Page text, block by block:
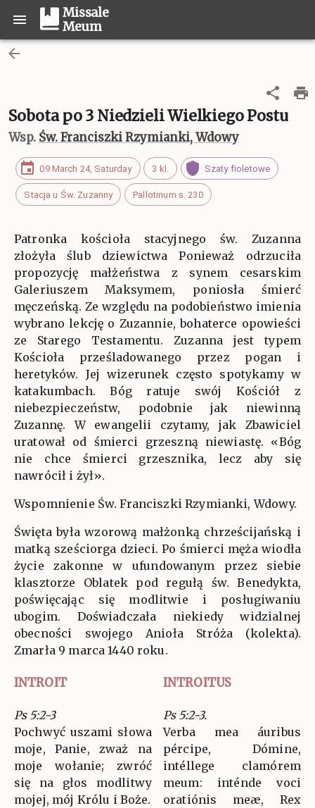
Missale
Meum
Sobota po 3 Niedzieli Wielkiego Postu
Wsp. Św. Franciszki Rzymianki, Wdowy
09 March 24, Saturday 3 kl. Szaty fioletowe
Stacja u Św. Zuzanny Pallotinum s. 230
Patronka kościoła stacyjnego św. Zuzanna
złożyła ślub dziewictwa Ponieważ odrzuciła
propozycję małżeństwa z synem cesarskim
Galeriuszem Maksymem, poniosła śmierć
męczeńską. Ze względu na podobieństwo imienia
wybrano lekcję o Zuzannie, bohaterce opowieści
ze Starego Testamentu. Zuzanna jest typem
Kościoła prześladowanego przez pogan i
heretyków. Jej wizerunek często spotykamy w
katakumbach. Bóg ratuje swój Kościół z
niebezpieczeństw, podobnie jak niewinną
Zuzannę. W ewangelii czytamy, jak Zbawiciel
uratował od śmierci grzeszną niewiastę. «Bóg
nie chce śmierci grzesznika, lecz aby się
nawrócił i żył».
Wspomnienie Św. Franciszki Rzymianki, Wdowy.
Święta była wzorową małżonką chrześcijańską i
matką sześciorga dzieci. Po śmierci męża wiodła
życie zakonne w ufundowanym przez siebie
klasztorze Oblatek pod regułą św. Benedykta,
poświęcając się modlitwie i posługiwaniu
ubogim. Doświadczała niekiedy widzialnej
obecności swojego Anioła Stróża (kolekta).
Zmarła 9 marca 1440 roku.
INTROIT INTROITUS
Ps 5:2-3
Pochwyć uszami słowa
moje, Panie, zważ na
moje wołanie; zwróć
się na głos modlitwy
mojej, mój Królu i Boże.
Ps 5:2-3.
Verba mea áuribus
pércipe, Dómine,
intéllege clamórem
meum: inténde voci
oratiónis meæ, Rex